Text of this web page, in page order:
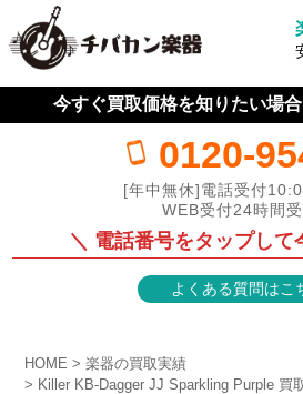
今すぐ買取価格を知りたい場
0120-
[年中無休]電話受付
WEB受付24時間
＼ 電話番号をタップして
よくある質問はこ
HOME
楽器の買取実績
Killer KB-Dagger JJ Sparkling Purple 買